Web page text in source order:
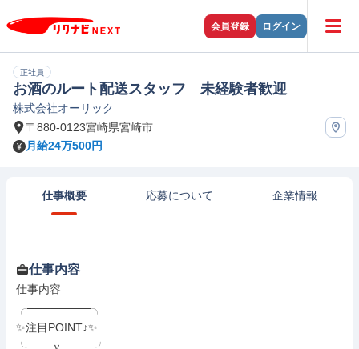
会員登録 ログイン
正社員
お酒のルート配送スタッフ 未経験者歓迎
株式会社オーリック
〒880-0123宮崎県宮崎市
月給24万500円
仕事概要 応募について 企業情報
仕事内容
仕事内容
╭────────╮
✨注目POINT♪✨